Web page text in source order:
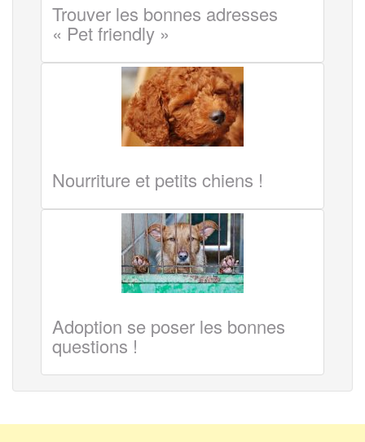
Trouver les bonnes adresses
« Pet friendly »
Nourriture et petits chiens !
Adoption se poser les bonnes
questions !